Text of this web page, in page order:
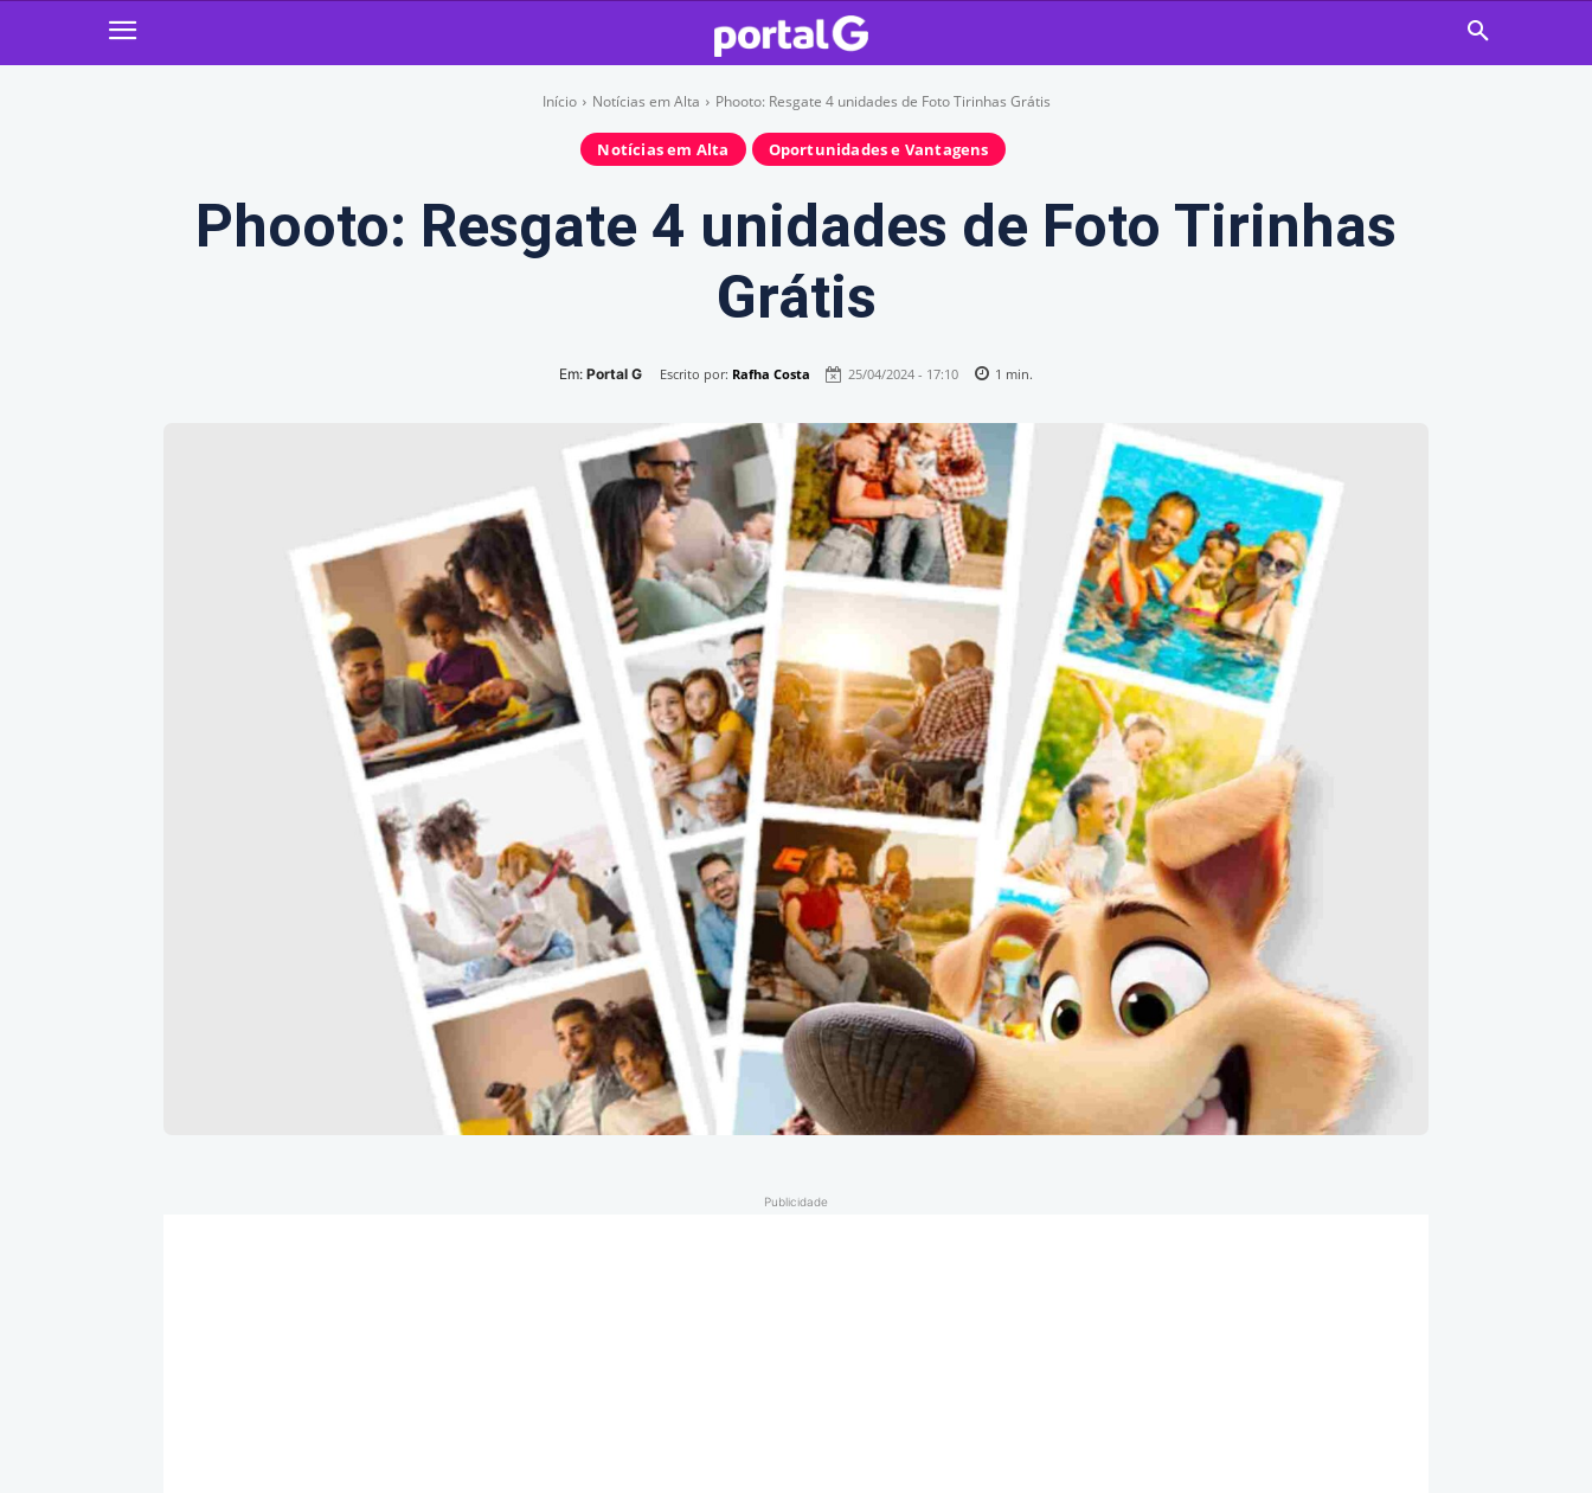
Início Notícias em Alta Phooto: Resgate 4 unidades de Foto Tirinhas Grátis
Notícias em Alta Oportunidades e Vantagens
Phooto: Resgate 4 unidades de Foto Tirinhas
Grátis
Em: Portal G Escrito por: Rafha Costa 25/04/2024 - 17:10 1 min.
Publicidade